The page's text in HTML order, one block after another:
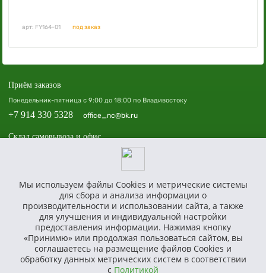
арт: FY164-01 под заказ
Приём заказов
Понедельник-пятница с 9:00 до 18:00 по Владивостоку
+7 914 330 5328 office_nc@bk.ru
Склад самовывоза и офис
Владивосток, пр. 100-летия Владивостока, 40а, офис 508, ТЦ «Зенит»
Доставим, соберём и установим площадку в вашем регионе по всей России.
Политика в отношении обработки персональных данных
Согласие на получение информационной и рекламной рассылки
Согласие на обработку персональных данных
Характеристики, комплект и внешний вид товаров могут отличаться от реального. Перед покупкой
уточняйте полное описание и характеристики у менеджера.
Сайт носит исключительно информационный характер и ни при каких условиях не является публичной
офертой, определяемой положениями статьи 437 ГК РФ.
© ООО «САТУРН», ОГРН: 1242500012985, ИНН: 2540285322
Мы используем файлы Cookies и метрические системы
для сбора и анализа информации о
производительности и использовании сайта, а также
для улучшения и индивидуальной настройки
предоставления информации. Нажимая кнопку
«Принимю» или продолжая пользоваться сайтом, вы
соглашаетесь на размещение файлов Cookies и
обработку данных метрических систем в соответствии
с Политикой